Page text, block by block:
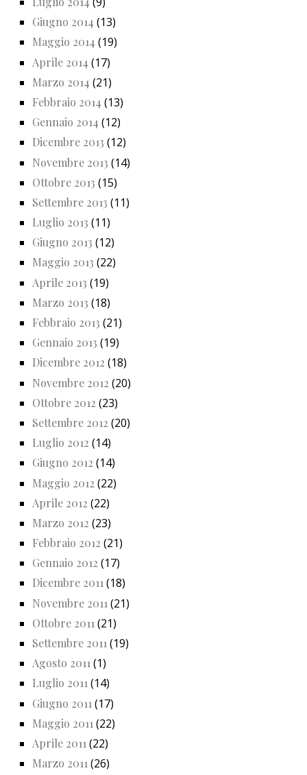
Giugno 2014 (13)
Maggio 2014 (19)
Aprile 2014 (17)
Marzo 2014 (21)
Febbraio 2014 (13)
Gennaio 2014 (12)
Dicembre 2013 (12)
Novembre 2013 (14)
Ottobre 2013 (15)
Settembre 2013 (11)
Luglio 2013 (11)
Giugno 2013 (12)
Maggio 2013 (22)
Aprile 2013 (19)
Marzo 2013 (18)
Febbraio 2013 (21)
Gennaio 2013 (19)
Dicembre 2012 (18)
Novembre 2012 (20)
Ottobre 2012 (23)
Settembre 2012 (20)
Luglio 2012 (14)
Giugno 2012 (14)
Maggio 2012 (22)
Aprile 2012 (22)
Marzo 2012 (23)
Febbraio 2012 (21)
Gennaio 2012 (17)
Dicembre 2011(18)
Novembre 2011 (21)
Ottobre 2011 (21)
Settembre 2011 (19)
Agosto 2011(1)
Luglio 2011(14)
Giugno 2011 (17)
Maggio 2011 (22)
Aprile 2011 (22)
Marzo 2011 (26)